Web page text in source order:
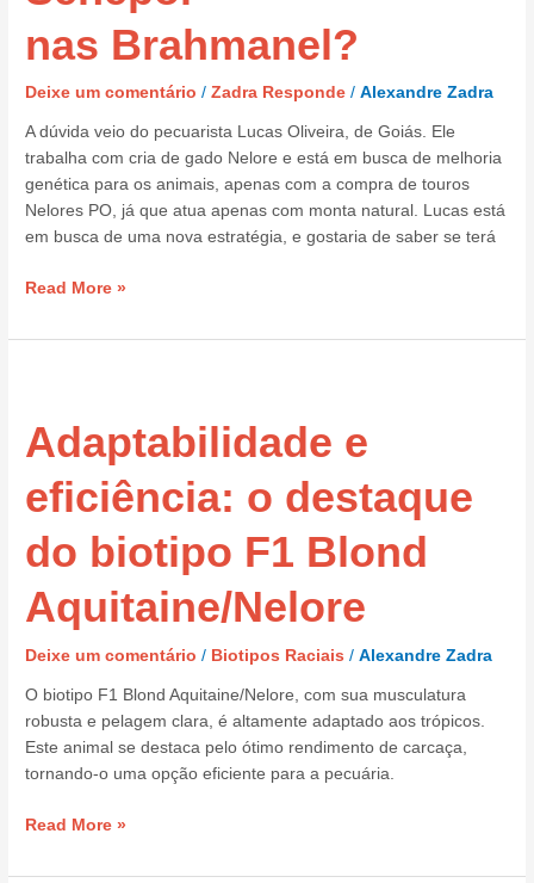
nas Brahmanel?
Deixe um comentário /Zadra Responde /Alexandre Zadra
A dúvida veio do pecuarista Lucas Oliveira, de Goiás. Ele
trabalha com cria de gado Nelore e está em busca de melhoria
genética para os animais, apenas com a compra de touros
Nelores PO, já que atua apenas com monta natural. Lucas está
em busca de uma nova estratégia, e gostaria de saber se terá
nas Brahmanel?
Read More »
Adaptabilidade e
eficiência: o destaque
do biotipo F1 Blond
Aquitaine/Nelore
Deixe um comentário / Biotipos Raciais /Alexandre Zadra
O biotipo F1 Blond Aquitaine/Nelore, com sua musculatura
robusta e pelagem clara, é altamente adaptado aos trópicos.
Este animal se destaca pelo ótimo rendimento de carcaça,
tornando-o uma opção eficiente para a pecuária.
eficiência:
o
destaque
do
biotipo
F1
Aquitaine/Nelore
Read More »